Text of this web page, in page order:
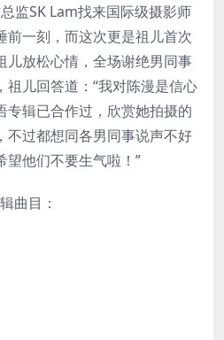
监SK Lam找来国际级摄影师
前一刻，而这次更是祖儿首次
儿放松心情，全场谢绝男同事
儿回答道：“我对陈漫是信心
专辑已合作过，欣赏她拍摄的
不过都想同各男同事说声不好
望他们不要生气啦！”
曲目：